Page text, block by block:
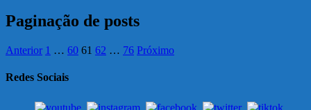
Paginação de posts
Anterior 1 … 60 61 62 … 76 Próximo
Redes Sociais